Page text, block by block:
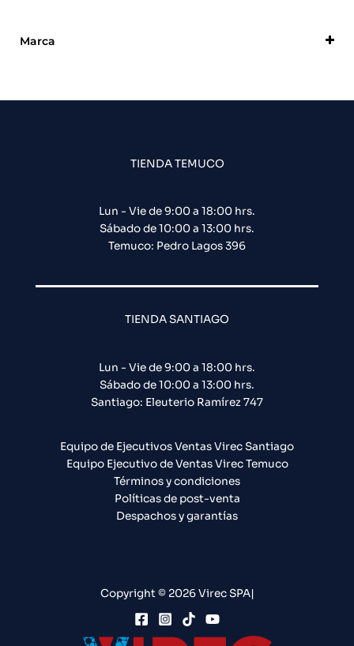
Marca
TIENDA TEMUCO
Lun - Vie de 9:00 a 18:00 hrs.
Sábado de 10:00 a 13:00 hrs.
Temuco: Pedro Lagos 396
TIENDA SANTIAGO
Lun - Vie de 9:00 a 18:00 hrs.
Sábado de 10:00 a 13:00 hrs.
Santiago: Eleuterio Ramírez 747​
Equipo de Ejecutivos Ventas Virec Santiago
Equipo Ejecutivo de Ventas Virec Temuco
Términos y condiciones
Políticas de post-venta
Despachos y garantías
Copyright © 2026 Virec SPA|